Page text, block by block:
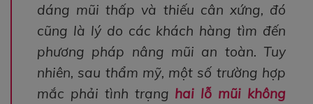
dáng mũi thấp và thiếu cân xứng, đó
cũng là lý do các khách hàng tìm đến
phương pháp nâng mũi an toàn. Tuy
nhiên, sau thẩm mỹ, một số trường hợp
mắc phải tình trạng hai lỗ mũi không